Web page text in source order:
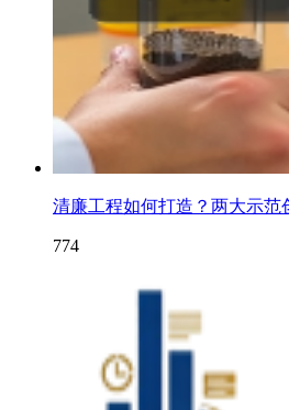
清廉工程如何打造？两大示范
774